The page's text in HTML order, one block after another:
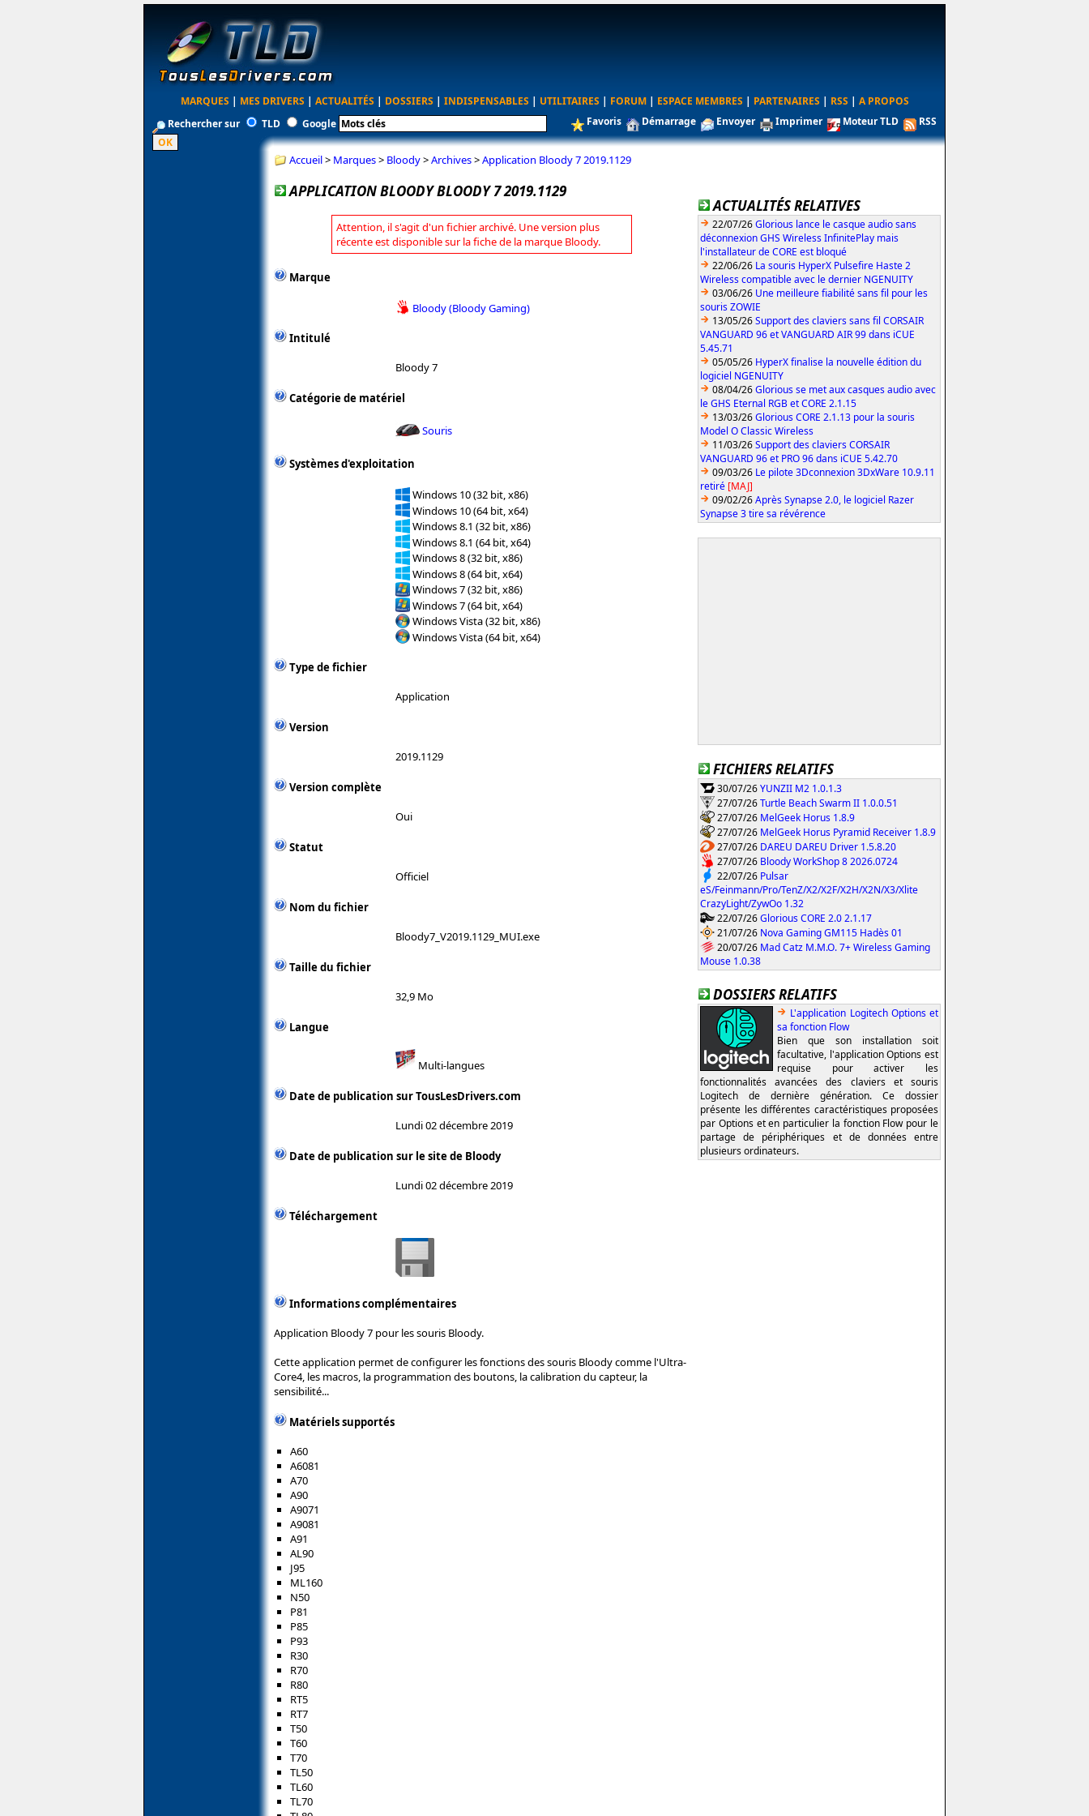
MARQUES | MES DRIVERS | ACTUALITÉS | DOSSIERS | INDISPENSABLES | UTILITAIRES | FORUM | ESPACE MEMBRES | PARTENAIRES | RSS | A PROPOS
Rechercher sur
TLD Google Favoris Démarrage Envoyer Imprimer Moteur TLD RSS
Accueil> Marques> Bloody>Archives>Application Bloody 7 2019.1129
APPLICATION BLOODY BLOODY 7 2019.1129
Attention, il s'agit d'un fichier archivé. Une version plus
récente est disponible sur la fiche de la marque Bloody.
Marque
Bloody (Bloody Gaming)
Intitulé
Bloody 7
Catégorie de matériel
Souris
Systèmes d'exploitation
Windows 10 (32 bit, x86)
Windows 10 (64 bit, x64)
Windows 8.1 (32 bit, x86)
Windows 8.1 (64 bit, x64)
Windows 8 (32 bit, x86)
Windows 8 (64 bit, x64)
Windows 7 (32 bit, x86)
Windows 7 (64 bit, x64)
Windows Vista (32 bit, x86)
Windows Vista (64 bit, x64)
Type de fichier
Application
Version
2019.1129
Version complète
Oui
Statut
Officiel
Nom du fichier
Bloody7_V2019.1129_MUI.exe
Taille du fichier
32,9 Mo
Langue
Multi-langues
Date de publication sur TousLesDrivers.com
Lundi 02 décembre 2019
Date de publication sur le site de Bloody
Lundi 02 décembre 2019
Téléchargement
Informations complémentaires
Application Bloody 7 pour les souris Bloody.
Cette application permet de configurer les fonctions des souris Bloody comme l'Ultra-
Core4, les macros, la programmation des boutons, la calibration du capteur, la
sensibilité...
Matériels supportés
A60
A6081
A70
A90
A9071
A9081
A91
AL90
J95
ML160
N50
P81
P85
P93
R30
R70
R80
RT5
RT7
T50
T60
T70
TL50
TL60
TL70
ACTUALITÉS RELATIVES
22/07/26Glorious lance le casque audio sans
déconnexion GHS Wireless InfinitePlay mais
l'installateur de CORE est bloqué
22/06/26 La souris HyperX Pulsefire Haste 2
Wireless compatible avec le dernier NGENUITY
03/06/26 Une meilleure fiabilité sans fil pour les
souris ZOWIE
13/05/26Support des claviers sans fil CORSAIR
VANGUARD 96 et VANGUARD AIR 99 dans iCUE
5.45.71
05/05/26 HyperX finalise la nouvelle édition du
logiciel NGENUITY
08/04/26Glorious se met aux casques audio avec
le GHS Eternal RGB et CORE 2.1.15
13/03/26Glorious CORE 2.1.13 pour la souris
Model O Classic Wireless
11/03/26Support des claviers CORSAIR
VANGUARD 96 et PRO 96 dans iCUE 5.42.70
09/03/26 Le pilote 3Dconnexion 3DxWare 10.9.11
retiré [MAJ]
09/02/26Après Synapse 2.0, le logiciel Razer
Synapse 3 tire sa révérence
FICHIERS RELATIFS
30/07/26YUNZII M2 1.0.1.3
27/07/26Turtle Beach Swarm II 1.0.0.51
27/07/26 MelGeek Horus 1.8.9
27/07/26 MelGeek Horus Pyramid Receiver 1.8.9
27/07/26 DAREU DAREU Driver 1.5.8.20
27/07/26 Bloody WorkShop 8 2026.0724
22/07/26 Pulsar
eS/Feinmann/Pro/TenZ/X2/X2F/X2H/X2N/X3/Xlite
CrazyLight/ZywOo 1.32
22/07/26Glorious CORE 2.0 2.1.17
21/07/26 Nova Gaming GM115 Hadès 01
20/07/26 Mad Catz M.M.O. 7+ Wireless Gaming
Mouse 1.0.38
DOSSIERS RELATIFS
L'application Logitech Options et
sa fonction Flow
Bien que son installation soit
facultative, l'application Options est
requise pour activer les
fonctionnalités avancées des claviers et souris
Logitech de dernière génération. Ce dossier
présente les différentes caractéristiques proposées
par Options et en particulier la fonction Flow pour le
partage de périphériques et de données entre
plusieurs ordinateurs.